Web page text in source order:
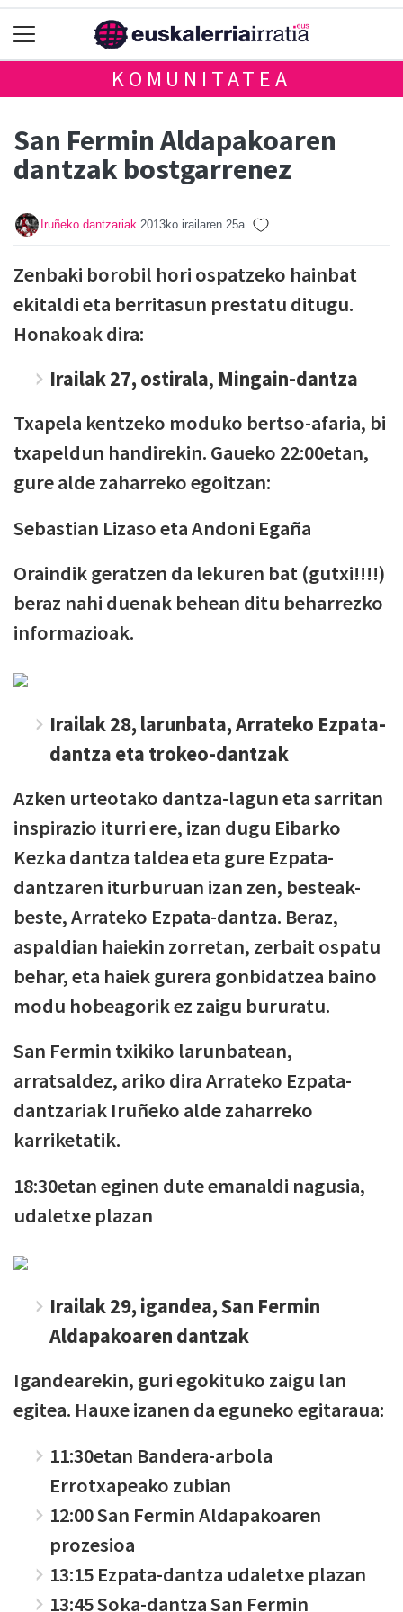
KOMUNITATEA
San Fermin Aldapakoaren
dantzak bostgarrenez
Iruñeko dantzariak 2013ko irailaren 25a
Zenbaki borobil hori ospatzeko hainbat
ekitaldi eta berritasun prestatu ditugu.
Honakoak dira:
Irailak 27, ostirala, Mingain-dantza
Txapela kentzeko moduko bertso-afaria, bi
txapeldun handirekin. Gaueko 22:00etan,
gure alde zaharreko egoitzan:
Sebastian Lizaso eta Andoni Egaña
Oraindik geratzen da lekuren bat (gutxi!!!!)
beraz nahi duenak behean ditu beharrezko
informazioak.
Irailak 28, larunbata, Arrateko Ezpata-
dantza eta trokeo-dantzak
Azken urteotako dantza-lagun eta sarritan
inspirazio iturri ere, izan dugu Eibarko
Kezka dantza taldea eta gure Ezpata-
dantzaren iturburuan izan zen, besteak-
beste, Arrateko Ezpata-dantza. Beraz,
aspaldian haiekin zorretan, zerbait ospatu
behar, eta haiek gurera gonbidatzea baino
modu hobeagorik ez zaigu bururatu.
San Fermin txikiko larunbatean,
arratsaldez, ariko dira Arrateko Ezpata-
dantzariak Iruñeko alde zaharreko
karriketatik.
18:30etan eginen dute emanaldi nagusia,
udaletxe plazan
Irailak 29, igandea, San Fermin
Aldapakoaren dantzak
Igandearekin, guri egokituko zaigu lan
egitea. Hauxe izanen da eguneko egitaraua:
11:30etan Bandera-arbola
Errotxapeako zubian
12:00 San Fermin Aldapakoaren
prozesioa
13:15 Ezpata-dantza udaletxe plazan
13:45 Soka-dantza San Fermin